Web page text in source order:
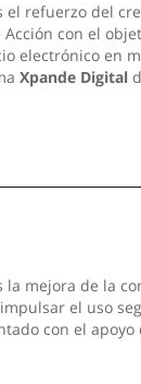
el refuerzo del
con el
electrónico en
Xpande Digital
la mejora de la
el uso
con el apoyo